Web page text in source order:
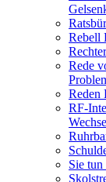
Rebell
Rede
Reden
RF-
Sie